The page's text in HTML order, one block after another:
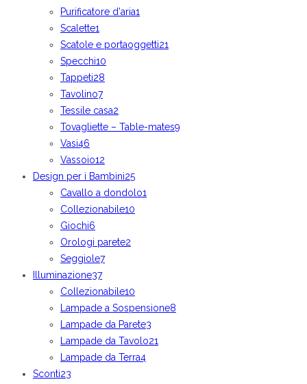
Purificatore d'aria1
Scalette1
Scatole e portaoggetti21
Specchi10
Tappeti28
Tavolino7
Tessile casa2
Tovagliette – Table-mates9
Vasi46
Vassoio12
Design per i Bambini25
Cavallo a dondolo1
Collezionabile10
Giochi6
Orologi parete2
Seggiole7
Illuminazione37
Collezionabile10
Lampade a Sospensione8
Lampade da Parete3
Lampade da Tavolo21
Lampade da Terra4
Sconti23